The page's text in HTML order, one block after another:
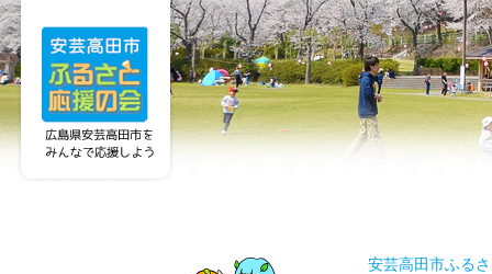
安芸高田市ふる